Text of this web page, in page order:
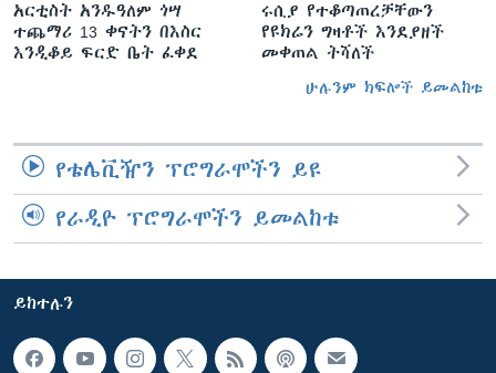
አርቲስት አንዱዓለም ጎሣ
ተጨማሪ 13 ቀናትን በእስር
እንዲቆይ ፍርድ ቤት ፈቀደ
ሩሲያ የተቆጣጠረቻቸውን
የዩክሬን ግዛቶች እንደያዘች
መቀጠል ትሻለች
ሁሉንም ክፍሎች ይመልከቱ
የቴሌቪዥን ፕሮግራሞችን ይዩ
የራዲዮ ፕሮግራሞችን ይመልከቱ
ይከተሉን